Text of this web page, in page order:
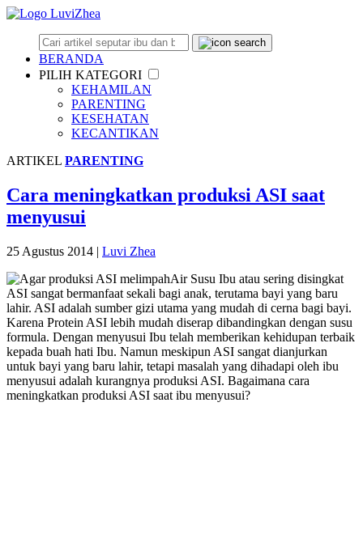
BERANDA
PILIH KATEGORI
KEHAMILAN
PARENTING
KESEHATAN
KECANTIKAN
ARTIKEL PARENTING
Cara meningkatkan produksi ASI saat
menyusui
25 Agustus 2014 | Luvi Zhea
Air Susu Ibu atau sering disingkat
ASI sangat bermanfaat sekali bagi anak, terutama bayi yang baru
lahir. ASI adalah sumber gizi utama yang mudah di cerna bagi bayi.
Karena Protein ASI lebih mudah diserap dibandingkan dengan susu
formula. Dengan menyusui Ibu telah memberikan kehidupan terbaik
kepada buah hati Ibu. Namun meskipun ASI sangat dianjurkan
untuk bayi yang baru lahir, tetapi masalah yang dihadapi oleh ibu
menyusui adalah kurangnya produksi ASI. Bagaimana cara
meningkatkan produksi ASI saat ibu menyusui?